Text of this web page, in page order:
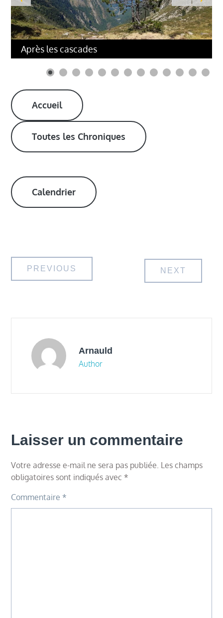
Après les cascades
Accueil
Toutes les Chroniques
Calendrier
Navigation
PREVIOUS NEXT
Arnauld
Author
Laisser un commentaire
Votre adresse e-mail ne sera pas publiée. Les champs
obligatoires sont indiqués avec *
Commentaire *